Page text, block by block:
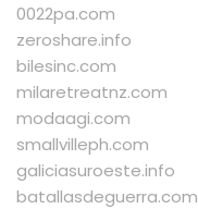
0022pa.com
zeroshare.info
bilesinc.com
milaretreatnz.com
modaagi.com
smallvilleph.com
galiciasuroeste.info
batallasdeguerra.com